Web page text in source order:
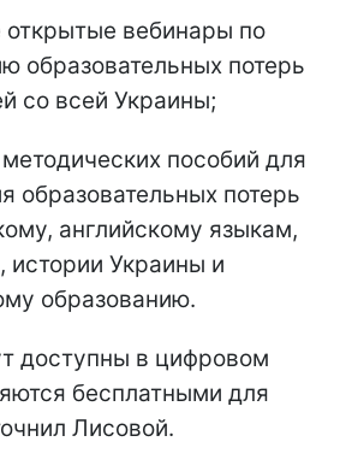
открытые вебинары по
образовательных потерь
со всей Украины;
пособий для
образовательных потерь
английскому языкам,
истории Украины и
образованию.
доступны в цифровом
бесплатными для
Лисовой.